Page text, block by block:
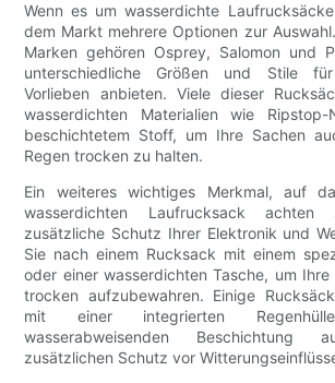
Wenn es um wasserdichte
dem Markt mehrere Optionen zur
Marken gehören Osprey, Salomon und
unterschiedliche Größen und Stile für
Vorlieben anbieten. Viele dieser
wasserdichten Materialien wie
beschichtetem Stoff, um Ihre Sachen
Regen trocken zu halten.
Ein weiteres wichtiges Merkmal, auf
wasserdichten Laufrucksack
zusätzliche Schutz Ihrer Elektronik und
Sie nach einem Rucksack mit einem
oder einer wasserdichten Tasche, um
trocken aufzubewahren. Einige
mit einer integrierten
wasserabweisenden Beschichtung
zusätzlichen Schutz vor